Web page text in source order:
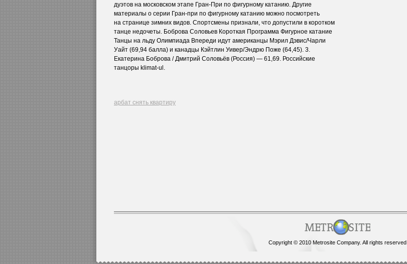
дуэтов на московском этапе Гран-При по фигурному катанию. Другие
материалы о серии Гран-при по фигурному катанию можно посмотреть
на странице зимних видов. Спортсмены признали, что допустили в коротком
танце недочеты. Боброва Соловьев Короткая Программа Фигурное катание
Танцы на льду Олимпиада Впереди идут американцы Мэрил Дэвис/Чарли
Уайт (69,94 балла) и канадцы Кэйтлин Уивер/Эндрю Поже (64,45). 3.
Екатерина Боброва / Дмитрий Соловьёв (Россия) — 61,69. Российские
танцоры klimat-ul.
арбат снять квартиру
Copyright © 2010 Metrosite Company. All rights reserved